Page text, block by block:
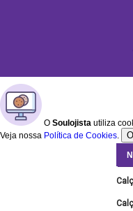
O Soulojista utiliza
Veja nossa Política de Cookies.